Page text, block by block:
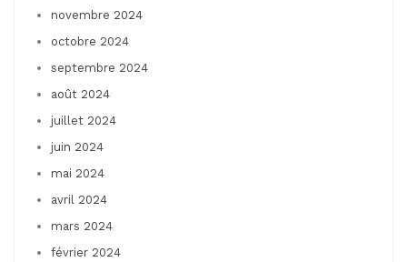
novembre 2024
octobre 2024
septembre 2024
août 2024
juillet 2024
juin 2024
mai 2024
avril 2024
mars 2024
février 2024